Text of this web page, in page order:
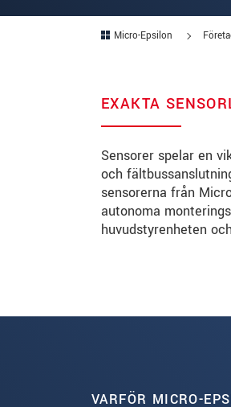
Micro-Epsilon
EXAKTA
Sensorer spelar en
och
sensorerna från
autonoma
huvudstyrenheten
VARFÖR MICRO-